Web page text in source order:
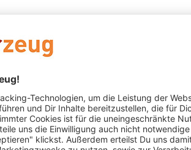
schrieb am 13.05.2021
Top Produkt.
Die Beschenkte war sehr glücklich
schrieb am 19.03.2021 Verifizierter Kauf